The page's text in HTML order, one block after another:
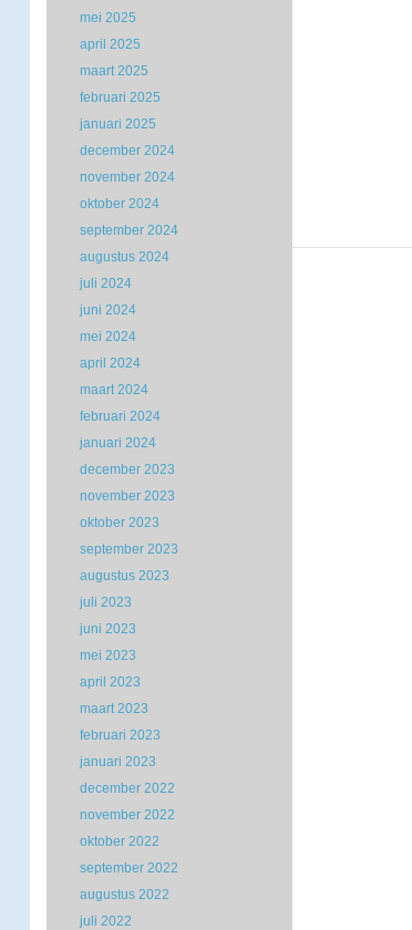
mei 2025
april 2025
maart 2025
februari 2025
januari 2025
december 2024
november 2024
oktober 2024
september 2024
augustus 2024
juli 2024
juni 2024
mei 2024
april 2024
maart 2024
februari 2024
januari 2024
december 2023
november 2023
oktober 2023
september 2023
augustus 2023
juli 2023
juni 2023
mei 2023
april 2023
maart 2023
februari 2023
januari 2023
december 2022
november 2022
oktober 2022
september 2022
augustus 2022
juli 2022